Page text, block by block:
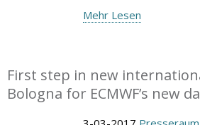
Mehr Lesen
First step in new
Bologna for ECMWF’s new